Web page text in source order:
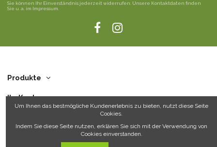
Sie können Ihr Einverständnis jederzeit widerrufen. Unsere Kontaktdaten finden
Sie u. a. im Impressum.
Produkte
Ihr Konto
Um Ihnen das bestmögliche Kundenerlebnis zu bieten, nutzt diese Seite
Cookies.
Indem Sie diese Seite nutzen, erklären Sie sich mit der Verwendung von
Cookies einverstanden.